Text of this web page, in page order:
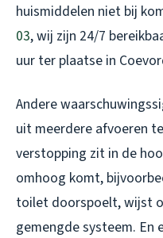
huismiddelen niet bij
03, wij zijn 24/7
uur ter plaatse in
Andere
uit meerdere afvoeren
verstopping zit in de
omhoog komt,
toilet doorspoelt, wijst
gemengde systeem. En